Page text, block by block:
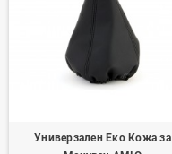
Универзален Еко Кожа за